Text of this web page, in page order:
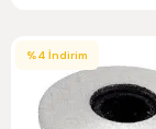
%4 İndirim